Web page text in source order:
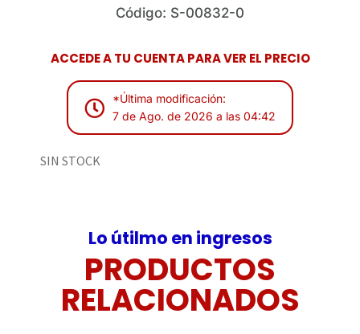
Código: S-00832-0
ACCEDE A TU CUENTA PARA VER EL PRECIO
*Última modificación:
7 de Ago. de 2026 a las 04:42
SIN STOCK
Lo útilmo en ingresos
PRODUCTOS
RELACIONADOS